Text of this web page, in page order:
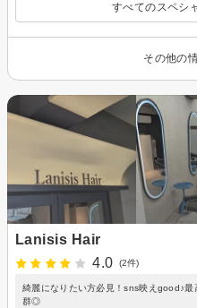
すべてのスペシ
その他の
Lanisis Hair
4.0
(2件)
綺麗になりたい方必見！sns映えgood♪
群◎